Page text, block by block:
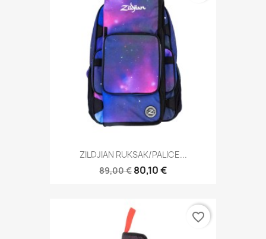
ZILDJIAN RUKSAK/PALICE...
89,00 € 80,10 €
favorite_border